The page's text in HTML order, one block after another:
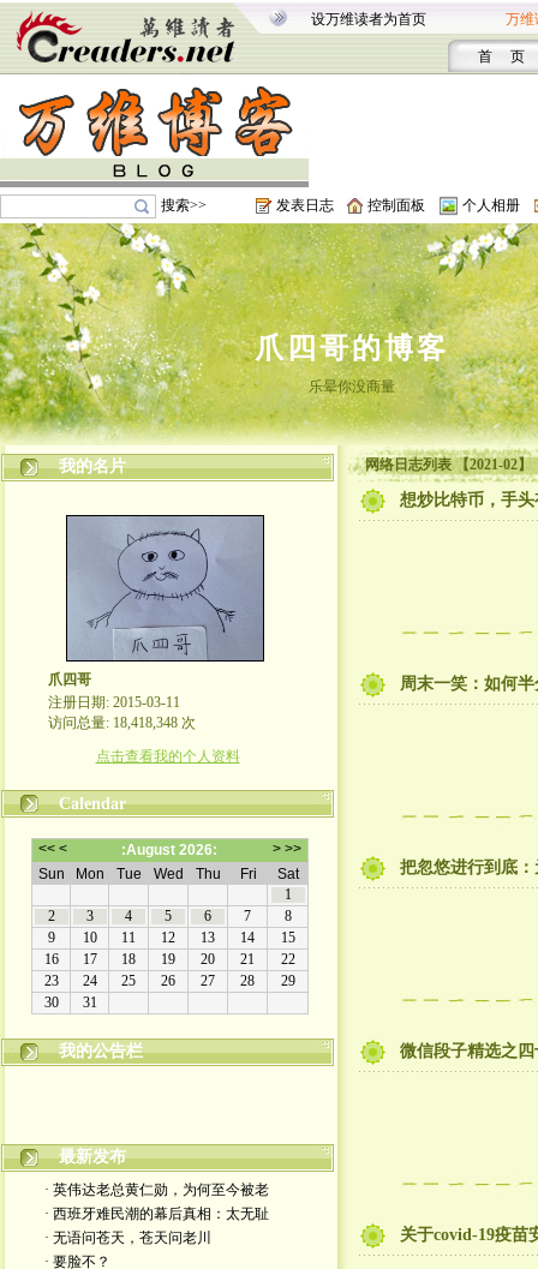
设万维读者为首页 万维
首 页
搜索>> 发表日志 控制面板 个人相册
爪四哥的博客
乐晕你没商量
我的名片
爪四哥
注册日期: 2015-03-11
访问总量: 18,418,348 次
点击查看我的个人资料
Calendar
我的公告栏
嬉笑怒骂皆文章，酸甜苦辣铸人生
最新发布
· 英伟达老总黄仁勋，为何至今被老
· 西班牙难民潮的幕后真相：太无耻
· 无语问苍天，苍天问老川
· 要脸不？
网络日志列表 【2021-02】
想炒比特币，手
周末一笑：如何
把忽悠进行到底
微信段子精选之
关于covid-19疫苗